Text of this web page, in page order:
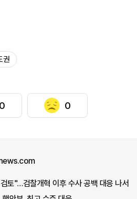
권
0 0
토"…검찰개혁 이후 수사 공백 대응 나서